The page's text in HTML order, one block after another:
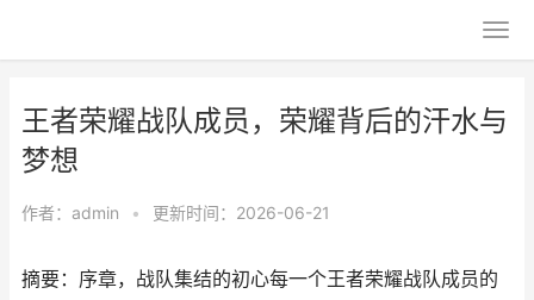
王者荣耀战队成员，荣耀背后的汗水与
梦想
作者： admin • 更新时间：2026-06-21
摘要：序章，战队集结的初心每一个王者荣耀战队成员的